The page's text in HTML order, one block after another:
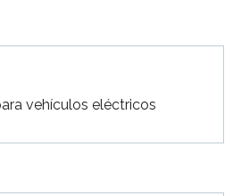
vehículos eléctricos